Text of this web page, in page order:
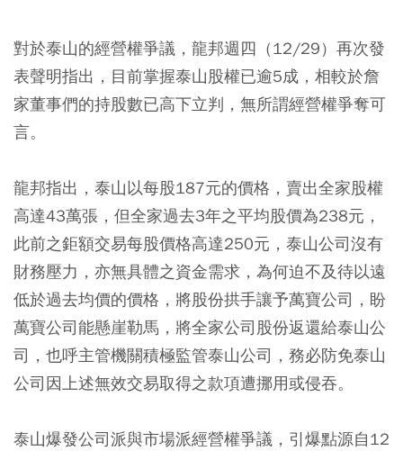
對於泰山的經營權爭議，龍邦週四（12/29）再次發
表聲明指出，目前掌握泰山股權已逾5成，相較於詹
家董事們的持股數已高下立判，無所謂經營權爭奪可
言。
龍邦指出，泰山以每股187元的價格，賣出全家股權
高達43萬張，但全家過去3年之平均股價為238元，
此前之鉅額交易每股價格高達250元，泰山公司沒有
財務壓力，亦無具體之資金需求，為何迫不及待以遠
低於過去均價的價格，將股份拱手讓予萬寶公司，盼
萬寶公司能懸崖勒馬，將全家公司股份返還給泰山公
司，也呼主管機關積極監管泰山公司，務必防免泰山
公司因上述無效交易取得之款項遭挪用或侵吞。
泰山爆發公司派與市場派經營權爭議，引爆點源自12